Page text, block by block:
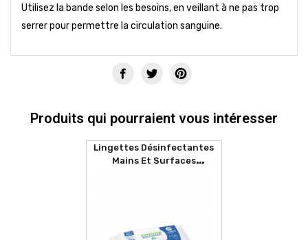
Utilisez la bande selon les besoins, en veillant à ne pas trop
serrer pour permettre la circulation sanguine.
Produits qui pourraient vous intéresser
Lingettes Désinfectantes
Mains Et Surfaces